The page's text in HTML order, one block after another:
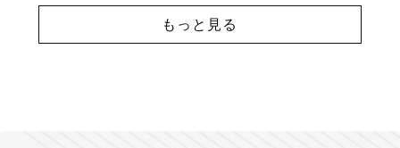
もっと見る